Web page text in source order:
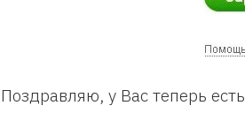
Поздравляю, у Вас теперь